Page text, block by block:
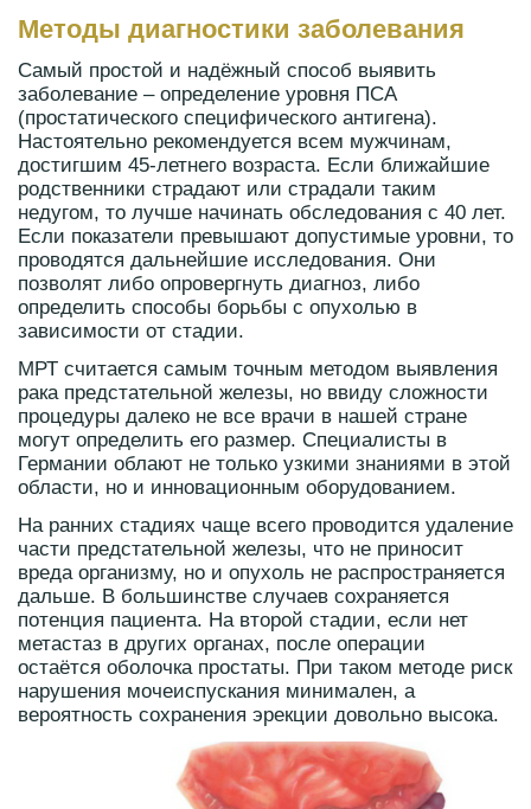
Методы диагностики заболевания
Самый простой и надёжный способ выявить
заболевание – определение уровня ПСА
(простатического специфического антигена).
Настоятельно рекомендуется всем мужчинам,
достигшим 45-летнего возраста. Если ближайшие
родственники страдают или страдали таким
недугом, то лучше начинать обследования с 40 лет.
Если показатели превышают допустимые уровни, то
проводятся дальнейшие исследования. Они
позволят либо опровергнуть диагноз, либо
определить способы борьбы с опухолью в
зависимости от стадии.
МРТ считается самым точным методом выявления
рака предстательной железы, но ввиду сложности
процедуры далеко не все врачи в нашей стране
могут определить его размер. Специалисты в
Германии облают не только узкими знаниями в этой
области, но и инновационным оборудованием.
На ранних стадиях чаще всего проводится удаление
части предстательной железы, что не приносит
вреда организму, но и опухоль не распространяется
дальше. В большинстве случаев сохраняется
потенция пациента. На второй стадии, если нет
метастаз в других органах, после операции
остаётся оболочка простаты. При таком методе риск
нарушения мочеиспускания минимален, а
вероятность сохранения эрекции довольно высока.